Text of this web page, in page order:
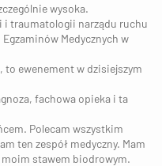
wysoka.
i traumatologii narządu ruchu
Medycznych w
to ewenement w dzisiejszym
fachowa opieka i ta
Polecam wszystkim
ten zespół medyczny. Mam
moim stawem biodrowym.